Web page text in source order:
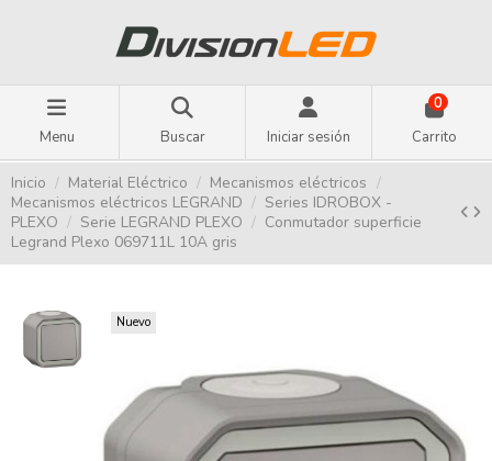
Menu Buscar Iniciar sesión
0
Carrito
Inicio Material Eléctrico
Mecanismos eléctricos
Mecanismos eléctricos LEGRAND
Series IDROBOX -
PLEXO
Serie LEGRAND PLEXO
Conmutador superficie
Legrand Plexo 069711L 10A gris
Nuevo